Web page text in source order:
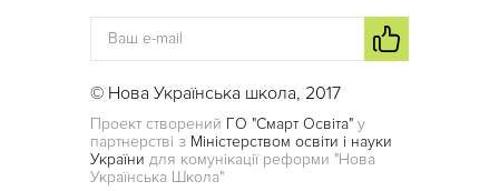
© Нова Українська школа, 2017
Проект створений ГО "Смарт Освіта" у
партнерстві з Міністерством освіти і науки
України для комунікації реформи "Нова
Українська Школа"